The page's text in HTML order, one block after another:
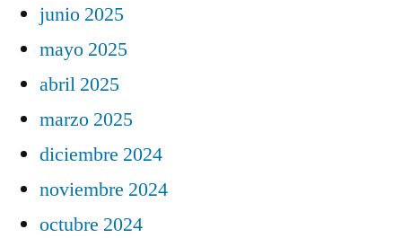
junio 2025
mayo 2025
abril 2025
marzo 2025
diciembre 2024
noviembre 2024
octubre 2024